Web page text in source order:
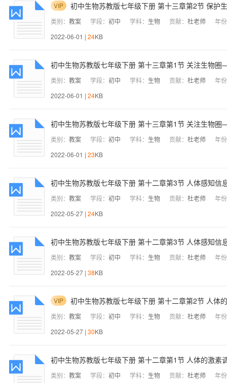
VIP 初中生物苏教版七年级下册 第十三章第2节 保
类别： 教案 学段： 初中 学科： 生物 贡献： 杜老师
年
2022-06-01 | 24KB
初中生物苏教版七年级下册 第十三章第1节 关注生物
类别： 教案 学段： 初中 学科： 生物 贡献： 杜老师
年
2022-06-01 | 24KB
初中生物苏教版七年级下册 第十三章第1节 关注生物
类别： 教案 学段： 初中 学科： 生物 贡献： 杜老师
年
2022-06-01 | 23KB
初中生物苏教版七年级下册 第十二章第3节 人体感知信
类别： 教案 学段： 初中 学科： 生物 贡献： 杜老师
年
2022-05-27 | 24KB
初中生物苏教版七年级下册 第十二章第3节 人体感知信
类别： 教案 学段： 初中 学科： 生物 贡献： 杜老师
年
2022-05-27 | 38KB
VIP 初中生物苏教版七年级下册 第十二章第2节 人体
类别： 教案 学段： 初中 学科： 生物 贡献： 杜老师
年
2022-05-27 | 30KB
初中生物苏教版七年级下册 第十二章第1节 人体的激素
类别： 教案 学段： 初中 学科： 生物 贡献： 杜老师
年